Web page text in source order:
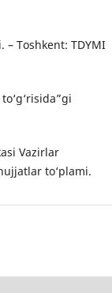
– Toshkent: TDYMI
Vazirlar
to‘plami.